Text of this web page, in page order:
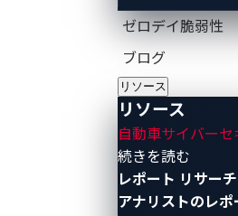
ゼロデイ脆弱性
ブログ
リソース
リソース
自動車サイバーセ
続きを読む
レポート リサー
アナリストのレポ
やサプライヤーの検
成を支え、将来を見据えたSDV戦略